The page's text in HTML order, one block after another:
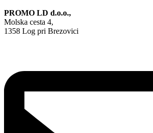
PROMO LD d.o.o.,
Molska cesta 4,
1358 Log pri Brezovici